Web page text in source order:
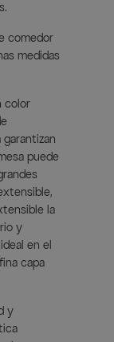
comedor
medidas
color
puede
la
y
en el
capa
y